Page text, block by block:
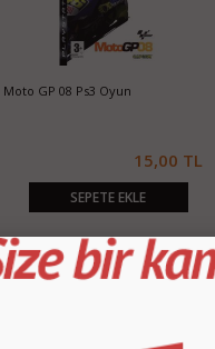
Moto GP 08 Ps3 Oyun
15,00 TL
SEPETE EKLE